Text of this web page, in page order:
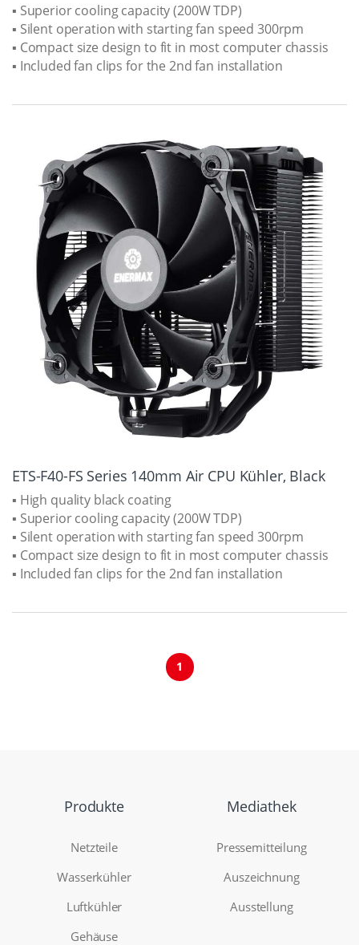
▪ Superior cooling capacity (200W TDP)
▪ Silent operation with starting fan speed 300rpm
▪ Compact size design to fit in most computer chassis
▪ Included fan clips for the 2nd fan installation
ETS-F40-FS Series 140mm Air CPU Kühler, Black
▪ High quality black coating
▪ Superior cooling capacity (200W TDP)
▪ Silent operation with starting fan speed 300rpm
▪ Compact size design to fit in most computer chassis
▪ Included fan clips for the 2nd fan installation
1
Produkte
Netzteile
Wasserkühler
Luftkühler
Gehäuse
Mediathek
Pressemitteilung
Auszeichnung
Ausstellung